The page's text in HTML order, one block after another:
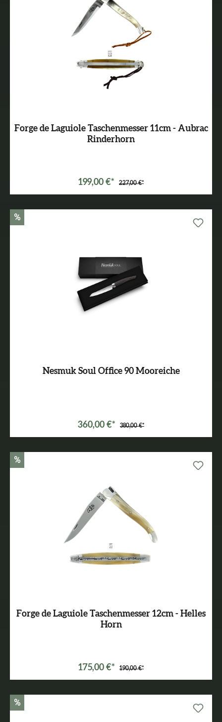
Forge de Laguiole Taschenmesser 11cm - Aubrac
Rinderhorn
199,00 €* 227,00 €*
%
Nesmuk Soul Office 90 Mooreiche
360,00 €* 380,00 €*
%
Forge de Laguiole Taschenmesser 12cm - Helles
Horn
175,00 €* 190,00 €*
%